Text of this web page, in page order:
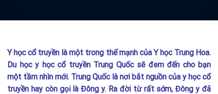
Y học cổ truyền là một trong thế mạnh của Y học Trung Hoa.
Du học y học cổ truyền Trung Quốc sẽ đem đến cho bạn
một tầm nhìn mới. Trung Quốc là nơi bắt nguồn của y học cổ
truyền hay còn gọi là Đông y. Ra đời từ rất sớm, Đông y đã